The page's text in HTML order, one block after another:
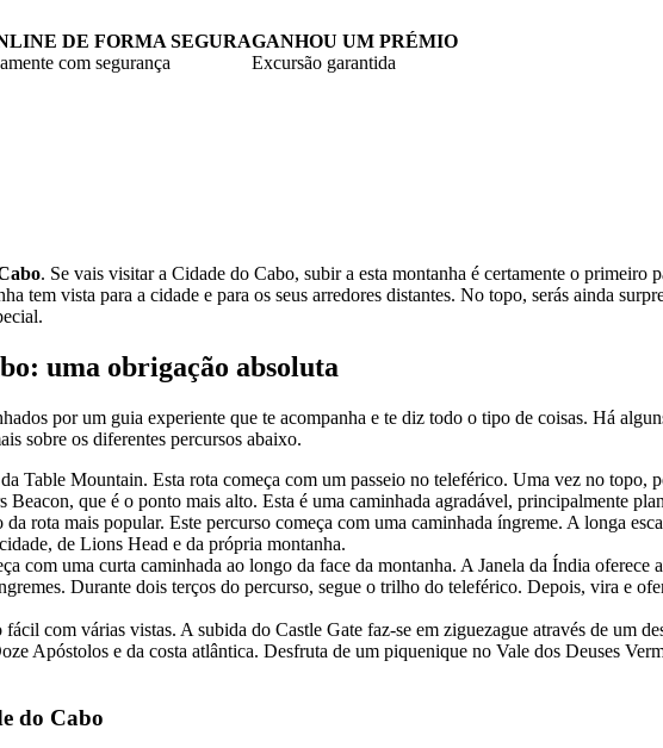
DE FORMA SEGURA
com segurança
GANHOU UM PRÉMIO
Excursão garantida
. Se vais visitar a Cidade do Cabo, subir a esta montanha é certamente o primeiro
tem vista para a cidade e para os seus arredores distantes. No topo, serás ainda
uma obrigação absoluta
por um guia experiente que te acompanha e te diz todo o tipo de coisas. Há
sobre os diferentes percursos abaixo.
Table Mountain. Esta rota começa com um passeio no teleférico. Uma vez no topo,
que é o ponto mais alto. Esta é uma caminhada agradável, principalmente
rota mais popular. Este percurso começa com uma caminhada íngreme. A longa
de Lions Head e da própria montanha.
com uma curta caminhada ao longo da face da montanha. A Janela da Índia oferece
Durante dois terços do percurso, segue o trilho do teleférico. Depois, vira e
com várias vistas. A subida do Castle Gate faz-se em ziguezague através de um
Apóstolos e da costa atlântica. Desfruta de um piquenique no Vale dos Deuses
do Cabo